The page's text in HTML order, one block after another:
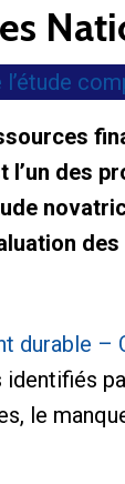
l’étude
l’un des
durable –
identifiés
le